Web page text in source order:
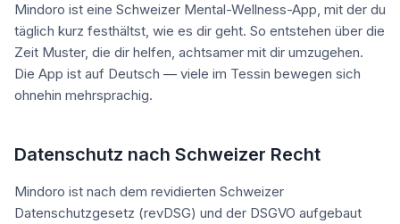
Mindoro ist eine Schweizer Mental-Wellness-App, mit der du
täglich kurz festhältst, wie es dir geht. So entstehen über die
Zeit Muster, die dir helfen, achtsamer mit dir umzugehen.
Die App ist auf Deutsch — viele im Tessin bewegen sich
ohnehin mehrsprachig.
Datenschutz nach Schweizer Recht
Mindoro ist nach dem revidierten Schweizer
Datenschutzgesetz (revDSG) und der DSGVO aufgebaut